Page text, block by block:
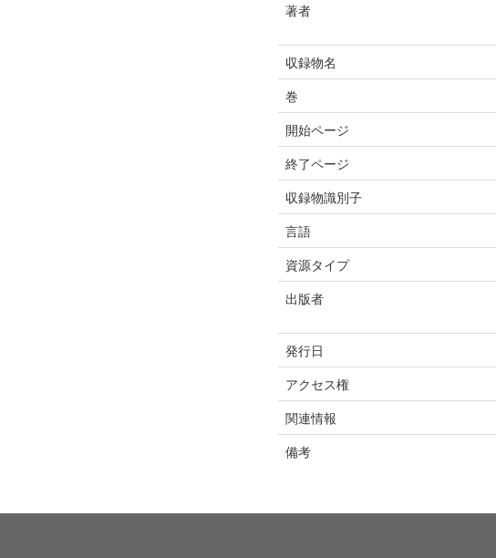
著者
収録物名
巻
開始ページ
終了ページ
収録物識別子
言語
資源タイプ
出版者
発行日
アクセス権
関連情報
備考